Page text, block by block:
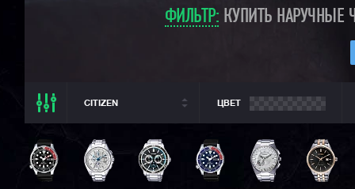
ФИЛЬТР: КУПИТЬ НАРУЧНЫЕ
CITIZEN
CITIZEN
ВСЕ CASIO
ЦВЕТ